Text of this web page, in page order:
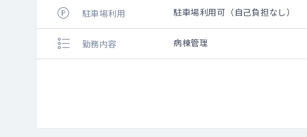
駐車場利用 駐車場利用可（自己負担なし）
勤務内容 病棟管理